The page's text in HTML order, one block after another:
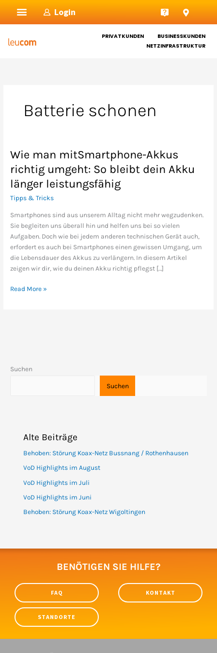
Inhalt
springen
Login
PRIVATKUNDEN
BUSINESSKUNDEN
NETZINFRASTRUKTUR
Batterie schonen
Wie man mitSmartphone-Akkus
richtig umgeht: So bleibt dein Akku
länger leistungsfähig
Tipps & Tricks
Smartphones sind aus unserem Alltag nicht mehr wegzudenken.
Sie begleiten uns überall hin und helfen uns bei so vielen
Aufgaben. Doch wie bei jedem anderen technischen Gerät auch,
erfordert es auch bei Smartphones einen gewissen Umgang, um
die Lebensdauer des Akkus zu verlängern. In diesem Artikel
zeigen wir dir, wie du deinen Akku richtig pflegst […]
Wie
man
mitSmartphone-
Akkus
richtig
So
bleibt
dein
Akku
länger
leistungsfähig
Read More »
Suchen
Suchen
Alte Beiträge
Behoben: Störung Koax-Netz Bussnang / Rothenhausen
VoD Highlights im August
VoD Highlights im Juli
VoD Highlights im Juni
Behoben: Störung Koax-Netz Wigoltingen
BENÖTIGEN SIE HILFE?
FAQ KONTAKT
STANDORTE